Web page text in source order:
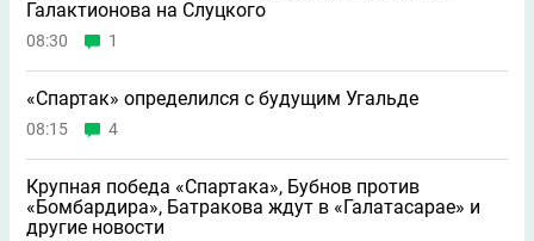
Галактионова на Слуцкого
08:30 1
«Спартак» определился с будущим Угальде
08:15 4
Крупная победа «Спартака», Бубнов против
«Бомбардира», Батракова ждут в «Галатасарае» и
другие новости